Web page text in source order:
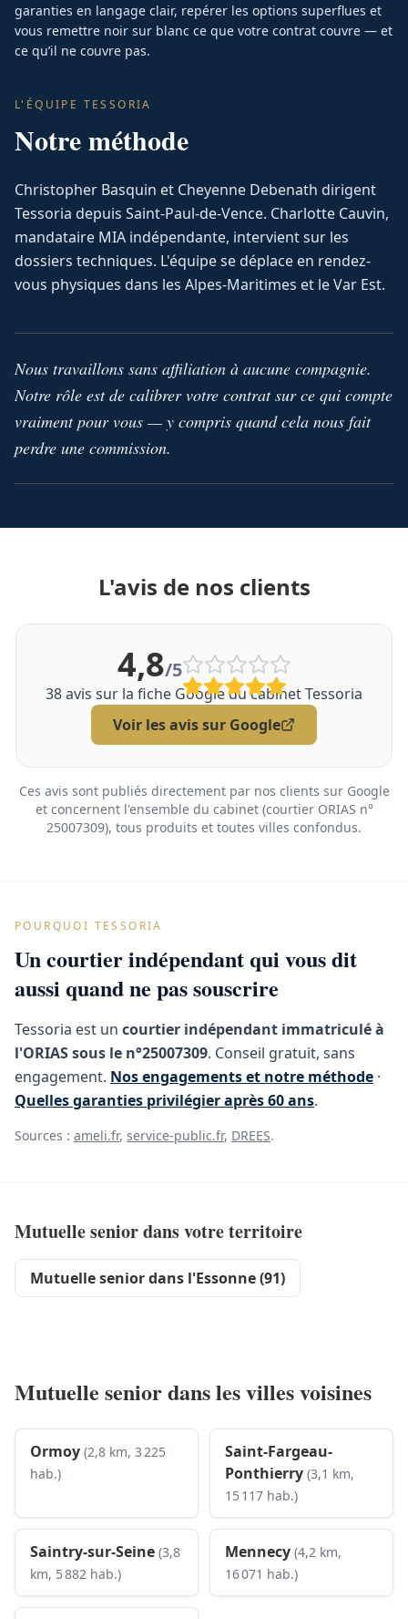
garanties en langage clair, repérer les options superflues et
vous remettre noir sur blanc ce que votre contrat couvre — et
ce qu’il ne couvre pas.
L'ÉQUIPE TESSORIA
Notre méthode
Christopher Basquin et Cheyenne Debenath dirigent
Tessoria depuis Saint-Paul-de-Vence. Charlotte Cauvin,
mandataire MIA indépendante, intervient sur les
dossiers techniques. L'équipe se déplace en rendez-
vous physiques dans les Alpes-Maritimes et le Var Est.
Nous travaillons sans affiliation à aucune compagnie.
Notre rôle est de calibrer votre contrat sur ce qui compte
vraiment pour vous — y compris quand cela nous fait
perdre une commission.
L'avis de nos clients
4,8/5
38avis sur la fiche Google du cabinet Tessoria
Voir les avis sur Google
Ces avis sont publiés directement par nos clients sur Google
et concernent l'ensemble du cabinet (courtier ORIAS n°
25007309), tous produits et toutes villes confondus.
POURQUOI TESSORIA
Un courtier indépendant qui vous dit
aussi quand ne pas souscrire
Tessoria est un courtier indépendant immatriculé à
l'ORIAS sous le n°25007309. Conseil gratuit, sans
engagement. Nos engagements et notre méthode ·
Quelles garanties privilégier après 60 ans.
Sources : ameli.fr, service-public.fr, DREES.
Mutuelle senior dans votre territoire
Mutuelle senior dans l'Essonne (91)
Mutuelle senior dans les villes voisines
Ormoy (2,8 km, 3 225
hab.)
Saint-Fargeau-
Ponthierry (3,1 km,
15 117 hab.)
Saintry-sur-Seine (3,8
km, 5 882 hab.)
Mennecy (4,2 km,
16 071 hab.)